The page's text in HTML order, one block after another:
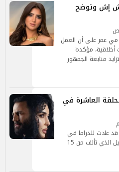
إش وتوضح
مي عمر على أن العمل
مؤكدة
متابعة الجمهور
العاشرة في
عادت للدراما في
رمضان الماضي من خلال مسلسل رحيل الذي تألف من 15